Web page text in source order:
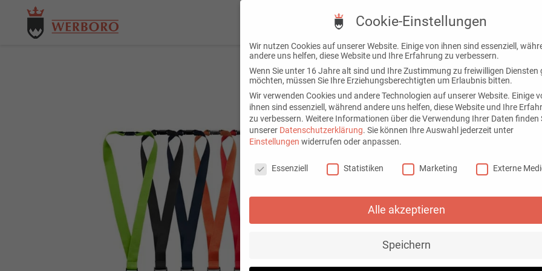
Günstige
maximalen
Günstige Werbeartikel
überschaubaren Budget
Messen, Veranstaltungen,
Kunden und Geschäftspartner.
Trotz niedriger
Reichweite, da sie im Alltag
Einkaufswagenchips,
Werbeartikel erhöhen die
Cookie-Einstellungen
Wir nutzen Cookies auf unserer Website. Einige von ihnen sind essenziell,
andere uns helfen, diese Website und Ihre Erfahrung zu verbessern.
Wenn Sie unter 16 Jahre alt sind und Ihre Zustimmung zu freiwilligen Diensten
möchten, müssen Sie Ihre Erziehungsberechtigten um Erlaubnis bitten.
Wir verwenden Cookies und andere Technologien auf unserer Website. Einige
ihnen sind essenziell, während andere uns helfen, diese Website und Ihre
zu verbessern. Weitere Informationen über die Verwendung Ihrer Daten finden
unserer Datenschutzerklärung. Sie können Ihre Auswahl jederzeit unter
Einstellungen widerrufen oder anpassen.
Essenziell
Statistiken Marketing Externe
Alle akzeptieren
Speichern